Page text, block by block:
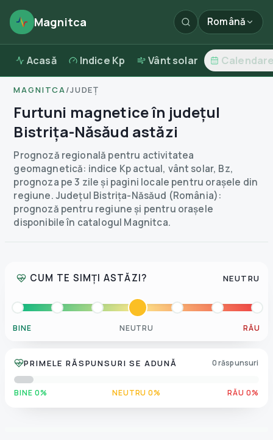
Magnitca Română
Acasă Indice Kp Vânt solar
MAGNITCA/JUDEȚ
Furtuni magnetice în județul
Bistrița-Năsăud astăzi
Prognoză regională pentru activitatea
geomagnetică: indice Kp actual, vânt solar, Bz,
prognoza pe 3 zile și pagini locale pentru orașele din
regiune.Județul Bistrița-Năsăud (România):
prognoză pentru regiune și pentru orașele
disponibile în catalogul Magnitca.
CUM TE SIMȚI ASTĂZI? NEUTRU
BINE NEUTRU RĂU
PRIMELE RĂSPUNSURI SE ADUNĂ 0 răspunsuri
BINE 0% NEUTRU 0% RĂU 0%